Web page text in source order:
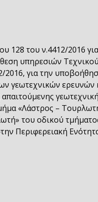
128 του ν.4412/2016
υπηρεσιών Τεχνικού
2016, για την
γεωτεχνικών ερευνών
«Λάστρος –
του οδικού
Περιφερειακή